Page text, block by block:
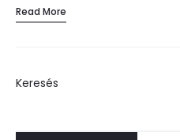
Read More
Keresés